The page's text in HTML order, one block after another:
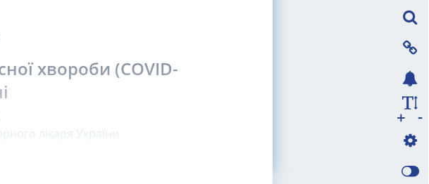
хвороби (COVID-
лікаря України
-
+